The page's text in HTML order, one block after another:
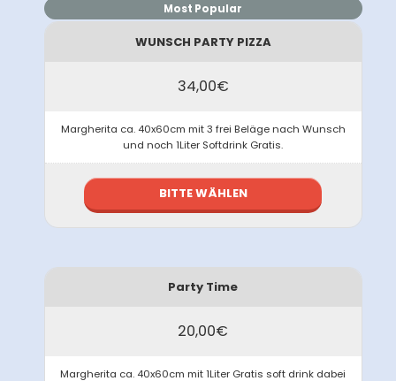
Most Popular
WUNSCH PARTY PIZZA
34,00€
Margherita ca. 40x60cm mit 3 frei Beläge nach Wunsch
und noch 1Liter Softdrink Gratis.
BITTE WÄHLEN
Party Time
20,00€
Margherita ca. 40x60cm mit 1Liter Gratis soft drink dabei